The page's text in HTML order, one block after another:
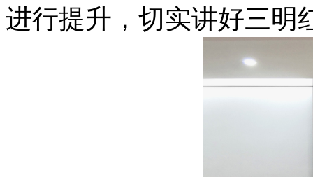
进行提升，切实讲好三明